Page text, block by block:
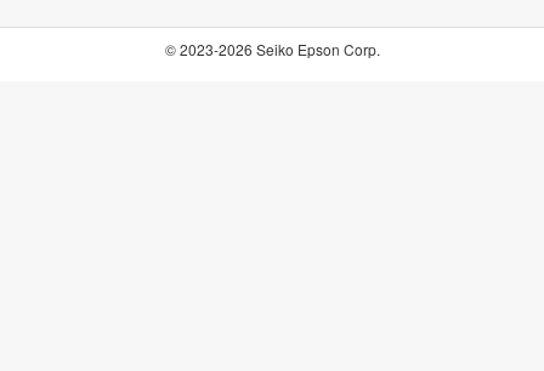
© 2023-2026 Seiko Epson Corp.